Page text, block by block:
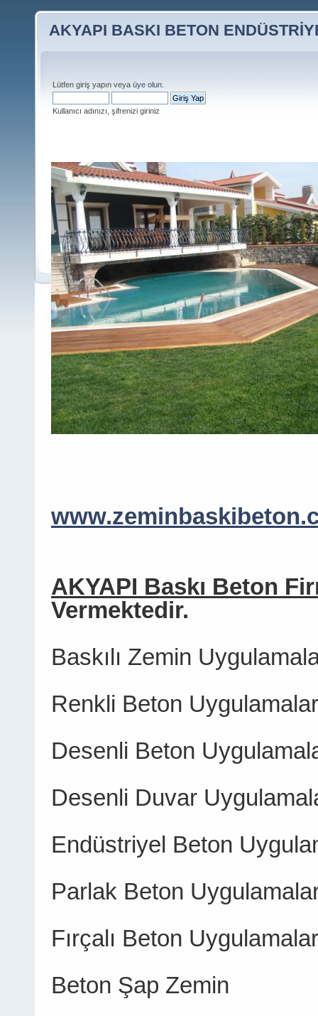
AKYAPI BASKI BETON
Lütfen giriş yapın veya üye olun
Kullanıcı adınızı, şifrenizi giriniz
AKYAPI Baskı Beton
Vermektedir.
Baskılı Zemin
Renkli Beton
Desenli Beton
Desenli Duvar
Endüstriyel Beton
Parlak Beton
Fırçalı Beton
Beton Şap Zemin